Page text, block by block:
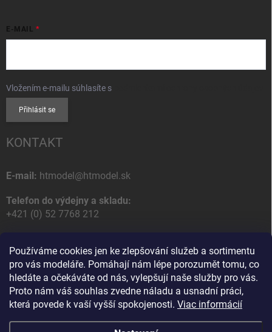
Používáme cookies jen ke zlepšování služeb a sortimentu
pro vás modeláře. Pomáhají nám lépe porozumět tomu, co
hledáte a očekáváte od nás, vylepšují naše služby pro vás.
Proto nám váš souhlas zvedne náladu a usnadní práci,
která povede k vaší vyšší spokojenosti. Viac informácií
E-MAIL
Vložením e-mailu súhlasíte s
Přihlásit se
KONTAKT
E-mail: htmodel@htmodel.sk
Telefon do výdejny a skladu:
+421 (0) 52 7768 212
HT model
Na letisko 49
058 01 Poprad
Slovenská Republika